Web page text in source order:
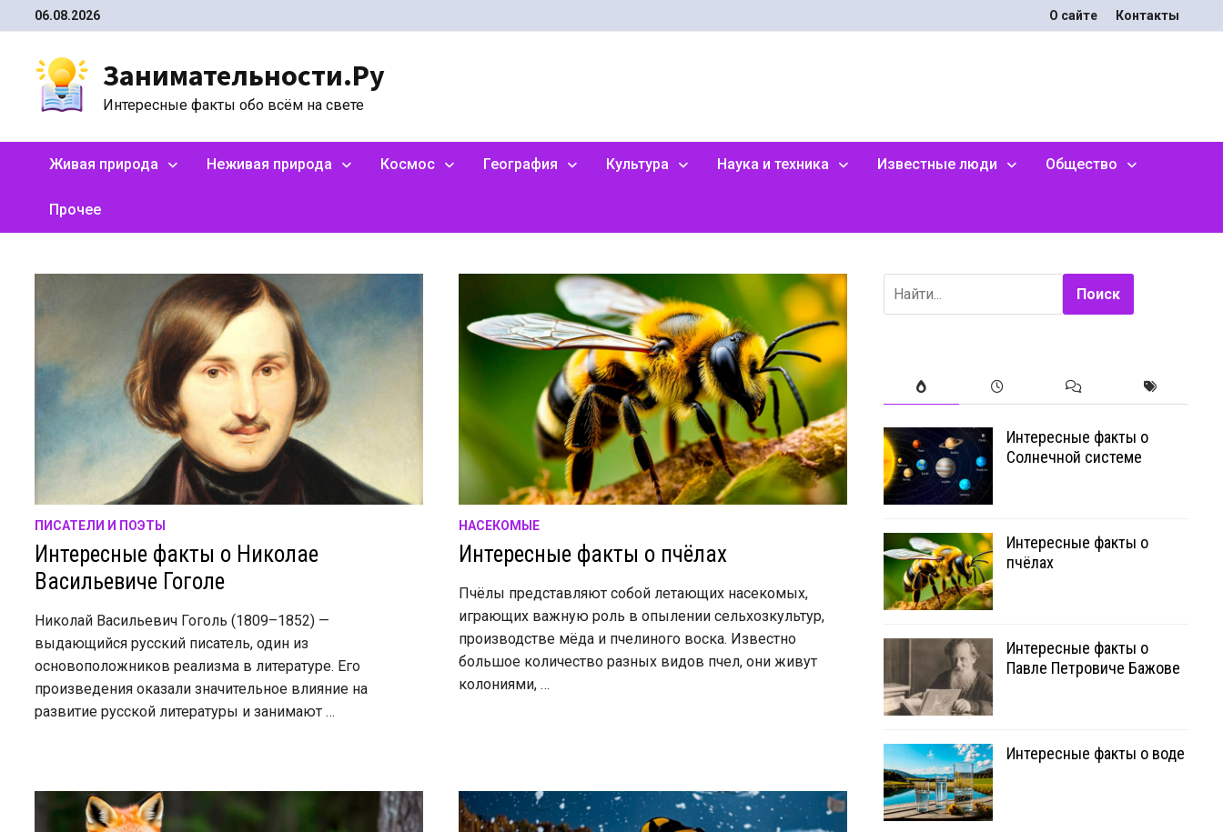
Перейти
к
содержимому
06.08.2026 О сайте Контакты
Занимательности.Ру
Интересные факты обо всём на свете
Живая природа Неживая природа Космос География Культура Наука и техника Известные люди Общество
Прочее
ПИСАТЕЛИ И ПОЭТЫ
Интересные факты о Николае
Васильевиче Гоголе
Николай Васильевич Гоголь (1809–1852) —
выдающийся русский писатель, один из
основоположников реализма в литературе. Его
произведения оказали значительное влияние на
развитие русской литературы и занимают …
НАСЕКОМЫЕ
Интересные факты о пчёлах
Пчёлы представляют собой летающих насекомых,
играющих важную роль в опылении сельхозкультур,
производстве мёда и пчелиного воска. Известно
большое количество разных видов пчел, они живут
колониями, …
Поиск
Интересные факты о
Солнечной системе
Интересные факты о
пчёлах
Интересные факты о
Павле Петровиче Бажове
Интересные факты о воде